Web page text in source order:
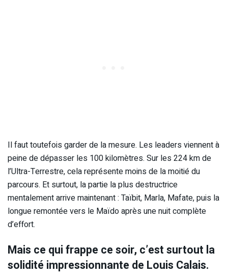
Il faut toutefois garder de la mesure. Les leaders viennent à
peine de dépasser les 100 kilomètres. Sur les 224 km de
l’Ultra-Terrestre, cela représente moins de la moitié du
parcours. Et surtout, la partie la plus destructrice
mentalement arrive maintenant : Taïbit, Marla, Mafate, puis la
longue remontée vers le Maïdo après une nuit complète
d’effort.
Mais ce qui frappe ce soir, c’est surtout la
solidité impressionnante de Louis Calais.